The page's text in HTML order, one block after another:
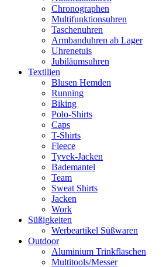
Chronographen
Multifunktionsuhren
Taschenuhren
Armbanduhren ab Lager
Uhrenetuis
Jubiläumsuhren
Textilien
Blusen Hemden
Running
Biking
Polo-Shirts
Caps
T-Shirts
Fleece
Tyvek-Jacken
Bademantel
Team
Sweat Shirts
Jacken
Work
Süßigkeiten
Werbeartikel Süßwaren
Outdoor
Aluminium Trinkflaschen
Multitools/Messer